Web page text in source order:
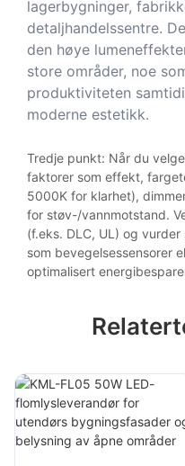
lagerbygninger,
detaljhandelssentre.
den høye
store områder, noe
produktiviteten
moderne estetikk.
Tredje punkt: Når du
faktorer som effekt,
5000K for klarhet),
for støv-/vannmotstand.
(f.eks. DLC, UL) og
som bevegelsessensorer
optimalisert